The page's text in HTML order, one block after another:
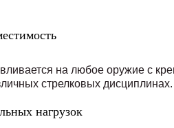
на любое оружие с
стрелковых дисциплинах.
нагрузок